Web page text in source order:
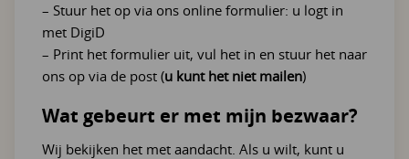
– Stuur het op via ons online formulier: u logt in
met DigiD
– Print het formulier uit, vul het in en stuur het naar
ons op via de post (u kunt het niet mailen)
Wat gebeurt er met mijn bezwaar?
Wij bekijken het met aandacht. Als u wilt, kunt u